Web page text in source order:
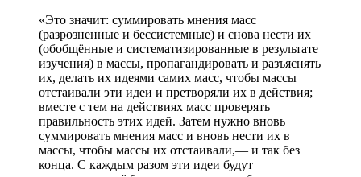
«Это значит: суммировать мнения масс
(разрозненные и бессистемные) и снова нести их
(обобщённые и систематизированные в результате
изучения) в массы, пропагандировать и разъяснять
их, делать их идеями самих масс, чтобы массы
отстаивали эти идеи и претворяли их в действия;
вместе с тем на действиях масс проверять
правильность этих идей. Затем нужно вновь
суммировать мнения масс и вновь нести их в
массы, чтобы массы их отстаивали,— и так без
конца. С каждым разом эти идеи будут